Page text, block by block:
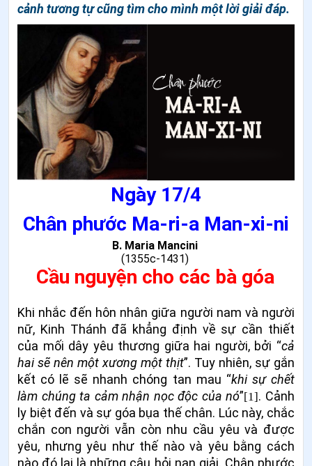
cảnh tương tự cũng tìm cho mình một lời giải đáp.
Ngày 17/4
Chân phước Ma-ri-a Man-xi-ni
B. Maria Mancini
(1355c-1431)
Cầu nguyện cho các bà góa
Khi nhắc đến hôn nhân giữa người nam và người
nữ, Kinh Thánh đã khẳng định về sự cần thiết
của mối dây yêu thương giữa hai người, bởi “cả
hai sẽ nên một xương một thịt”. Tuy nhiên, sự gắn
kết có lẽ sẽ nhanh chóng tan mau “khi sự chết
làm chúng ta cảm nhận nọc độc của nó”[1]. Cảnh
ly biệt đến và sự góa bụa thế chân. Lúc này, chắc
chắn con người vẫn còn nhu cầu yêu và được
yêu, nhưng yêu như thế nào và yêu bằng cách
nào đó lại là những câu hỏi nan giải. Chân phước